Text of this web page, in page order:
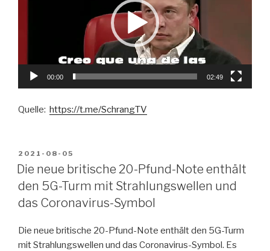
00:00 02:49
Quelle: https://t.me/SchrangTV
VERÖFFENTLICHT
AM
2021-08-05
Die neue britische 20-Pfund-Note enthält
den 5G-Turm mit Strahlungswellen und
das Coronavirus-Symbol
Die neue britische 20-Pfund-Note enthält den 5G-Turm
mit Strahlungswellen und das Coronavirus-Symbol. Es